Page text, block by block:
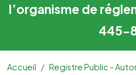
l’organisme de
445-
Accueil
Registre Public -